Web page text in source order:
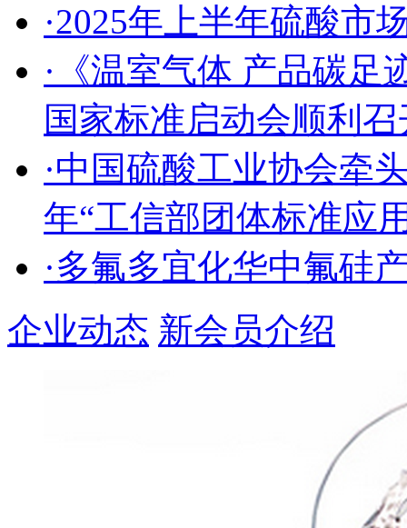
·2025年上半年硫酸市
·《温室气体 产品碳足
国家标准启动会顺利召
·中国硫酸工业协会牵
年“工信部团体标准应
·多氟多宜化华中氟硅
企业动态 新会员介绍